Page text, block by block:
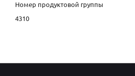
Номер продуктовой группы
4310